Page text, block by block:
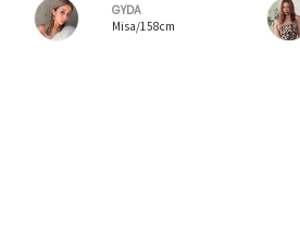
GYDA
Misa/158cm